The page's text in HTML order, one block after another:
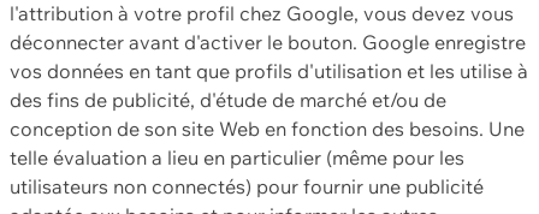
l'attribution à votre profil chez Google, vous devez vous
déconnecter avant d'activer le bouton. Google enregistre
vos données en tant que profils d'utilisation et les utilise à
des fins de publicité, d'étude de marché et/ou de
conception de son site Web en fonction des besoins. Une
telle évaluation a lieu en particulier (même pour les
utilisateurs non connectés) pour fournir une publicité